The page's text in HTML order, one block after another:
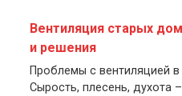
Вентиляция старых
и решения
Проблемы с вентиляцией
Сырость, плесень, духота